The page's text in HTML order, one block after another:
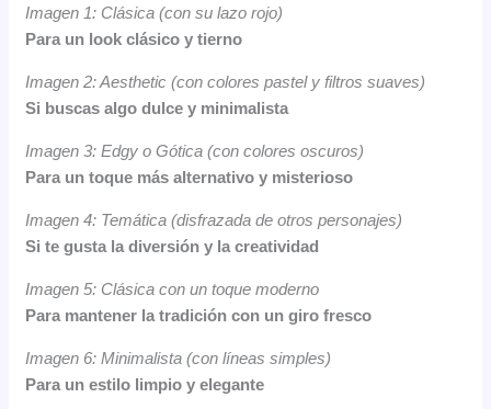
Imagen 1: Clásica (con su lazo rojo)
Para un look clásico y tierno
Imagen 2: Aesthetic (con colores pastel y filtros suaves)
Si buscas algo dulce y minimalista
Imagen 3: Edgy o Gótica (con colores oscuros)
Para un toque más alternativo y misterioso
Imagen 4: Temática (disfrazada de otros personajes)
Si te gusta la diversión y la creatividad
Imagen 5: Clásica con un toque moderno
Para mantener la tradición con un giro fresco
Imagen 6: Minimalista (con líneas simples)
Para un estilo limpio y elegante